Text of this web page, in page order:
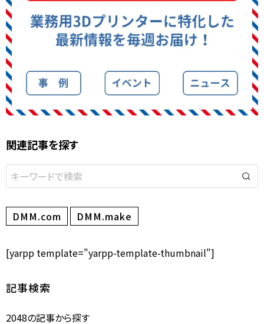
関連記事を探す
DMM.com DMM.make
[yarpp template="yarpp-template-thumbnail"]
記事検索
2048の記事から探す